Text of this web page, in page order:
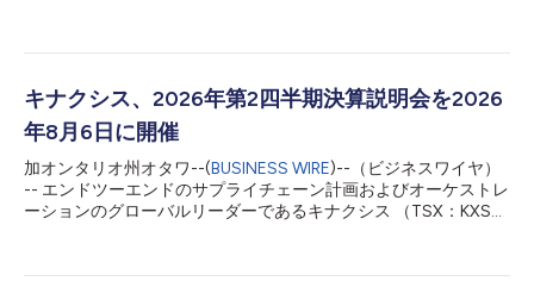
は、キナクシスの全世界の財務組織と企業戦略部門を統括し、財
すべてを指揮します。また、経営陣および取締役会と緊密に連携
し、事業の規律ある遂行、長期的成長、株主価値の創造を支援し
ます。 キナクシスのCEOであるラザット・ガウラヴは、「イェ
ーは、エンタープライズソフトウェア分野の最も重要な転換期に
取締役会や経営陣に対し、長年にわたる支援を提供してきまし
た。彼がキナクシスに加わることを大変嬉しく思います。彼は10
年以上にわたり、キナクシスおよびサプライチェーンテクノロジ
キナクシス、2026年第2四半期決算説明会を2026
年8月6日に開催
加オンタリオ州オタワ--(BUSINESS WIRE)--（ビジネスワイヤ）
-- エンドツーエンドのサプライチェーン計画およびオーケストレ
ーションのグローバルリーダーであるキナクシス （TSX：KXS）
時30分（米国東部時間）より、最高経営責任者（CEO）である